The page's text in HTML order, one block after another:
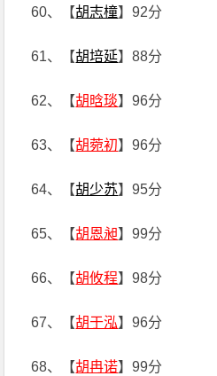
60、【胡志橦】92分
61、【胡培延】88分
62、【胡晗琰】96分
63、【胡菀初】96分
64、【胡少苏】95分
65、【胡恩昶】99分
66、【胡攸程】98分
67、【胡于泓】96分
68、【胡冉诺】99分